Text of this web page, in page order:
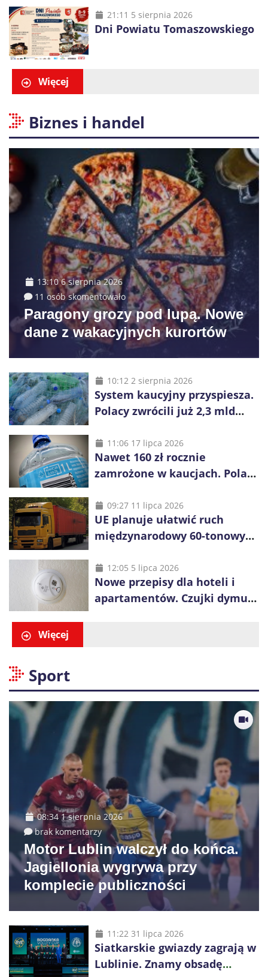
21:11 5 sierpnia 2026
Dni Powiatu Tomaszowskiego
Więcej
Biznes i handel
13:10 6 sierpnia 2026
11 osób skomentowało
Paragony grozy pod lupą. Nowe
dane z wakacyjnych kurortów
10:12 2 sierpnia 2026
System kaucyjny przyspiesza.
Polacy zwrócili już 2,3 mld
11:06 17 lipca 2026
Nawet 160 zł rocznie
zamrożone w kaucjach. Polacy
vouchery
09:27 11 lipca 2026
UE planuje ułatwić ruch
międzynarodowy 60-tonowych
konkurencji
12:05 5 lipca 2026
Nowe przepisy dla hoteli i
apartamentów. Czujki dymu
Więcej
Sport
08:34 1 sierpnia 2026
brak komentarzy
Motor Lublin walczył do końca.
Jagiellonia wygrywa przy
komplecie publiczności
11:22 31 lipca 2026
Siatkarskie gwiazdy zagrają w
Lublinie. Znamy obsadę